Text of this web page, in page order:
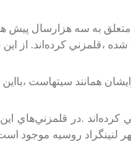
كه‌ متعلق‌ به‌ سه‌ هزارسال‌
،قلمزني‌ كرده‌اند. از
همانند سيتهاست‌
.در قلمزني‌هاي‌
لنينگراد روسيه‌ موجود